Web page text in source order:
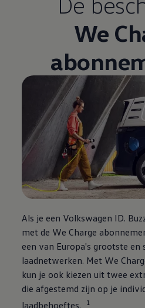
We
Als je een Volkswagen ID.
met de We Charge
een van Europa's grootste en
laadnetwerken. Met We
kun je ook kiezen uit twee
die afgestemd zijn op je
laadbehoeftes.
1